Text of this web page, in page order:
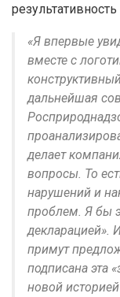
«Я впервые
вместе с
дальнейшая
делает
вопросы. То
нарушений и
проблем. Я бы
декларацией».
примут
подписана эта
новой